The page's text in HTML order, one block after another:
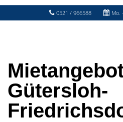
0521 / 966588 Mo.
Gütersloh-